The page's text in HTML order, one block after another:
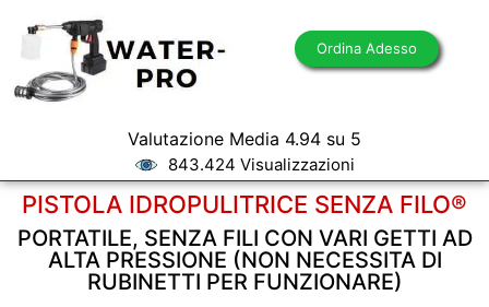
Ordina Adesso
Valutazione Media 4.94 su 5
843.424 Visualizzazioni
PISTOLA IDROPULITRICE SENZA FILO®
PORTATILE, SENZA FILI CON VARI GETTI AD
ALTA PRESSIONE (NON NECESSITA DI
RUBINETTI PER FUNZIONARE)